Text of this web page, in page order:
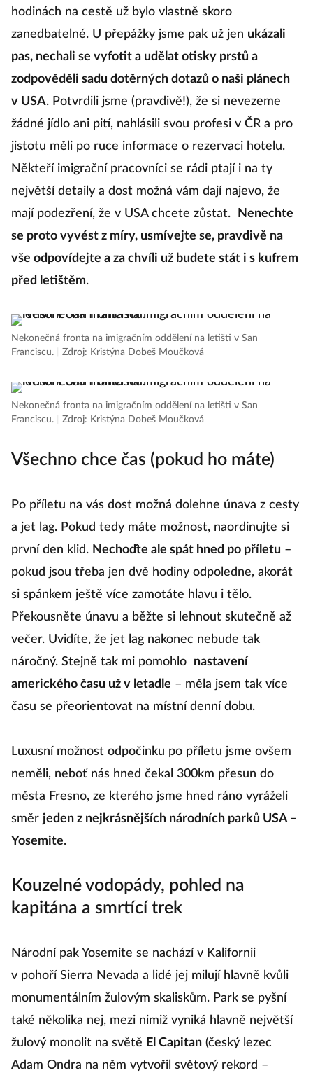
hodinách na cestě už bylo vlastně skoro
zanedbatelné. U přepážky jsme pak už jen ukázali
pas, nechali se vyfotit a udělat otisky prstů a
zodpověděli sadu dotěrných dotazů o naši plánech
v USA. Potvrdili jsme (pravdivě!), že si nevezeme
žádné jídlo ani pití, nahlásili svou profesi v ČR a pro
jistotu měli po ruce informace o rezervaci hotelu.
Někteří imigrační pracovníci se rádi ptají i na ty
největší detaily a dost možná vám dají najevo, že
mají podezření, že v USA chcete zůstat.
Nenechte
se proto vyvést z míry, usmívejte se, pravdivě na
vše odpovídejte a za chvíli už budete stát i s kufrem
před letištěm.
Nekonečná fronta na imigračním oddělení na letišti v San
Franciscu.
Zdroj: Kristýna Dobeš Moučková
Nekonečná fronta na imigračním oddělení na letišti v San
Franciscu.
Zdroj: Kristýna Dobeš Moučková
Všechno chce čas (pokud ho máte)
Po příletu na vás dost možná dolehne únava z cesty
a jet lag. Pokud tedy máte možnost, naordinujte si
první den klid. Nechoďte ale spát hned po příletu –
pokud jsou třeba jen dvě hodiny odpoledne, akorát
si spánkem ještě více zamotáte hlavu i tělo.
Překousněte únavu a běžte si lehnout skutečně až
večer. Uvidíte, že jet lag nakonec nebude tak
náročný. Stejně tak mi pomohlo
nastavení
amerického času už v letadle – měla jsem tak více
času se přeorientovat na místní denní dobu.
Luxusní možnost odpočinku po příletu jsme ovšem
neměli, neboť nás hned čekal 300km přesun do
města Fresno, ze kterého jsme hned ráno vyráželi
směr jeden z nejkrásnějších národních parků USA –
Yosemite.
Kouzelné vodopády, pohled na
kapitána a smrtící trek
Národní pak Yosemite se nachází v Kalifornii
v pohoří Sierra Nevada a lidé jej milují hlavně kvůli
monumentálním žulovým skaliskům. Park se pyšní
také několika nej, mezi nimiž vyniká hlavně největší
žulový monolit na světě El Capitan (český lezec
Adam Ondra na něm vytvořil světový rekord –